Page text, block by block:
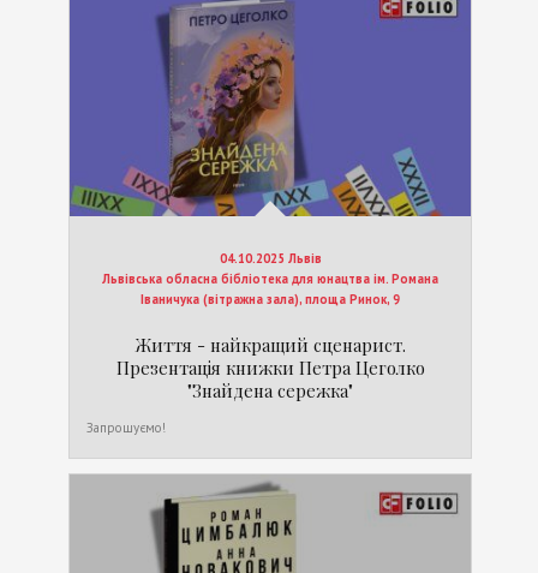
04.10.2025 Львів
Львівська обласна бібліотека для юнацтва ім. Романа
Іваничука (вітражна зала), площа Ринок, 9
Життя - найкращий сценарист.
Презентація книжки Петра Цеголко
"Знайдена сережка"
Запрошуємо!